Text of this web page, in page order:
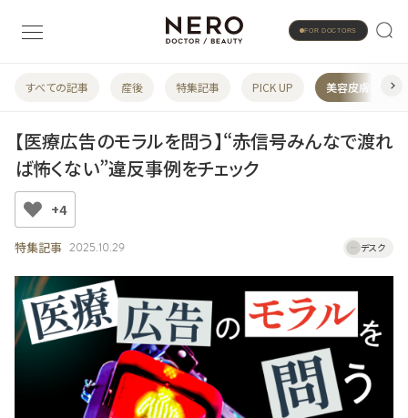
FOR DOCTORS
すべての記事 産後 特集記事 PICK UP 美容皮膚科
【医療広告のモラルを問う】“赤信号みんなで渡れ
ば怖くない”違反事例をチェック
+4
特集記事 2025.10.29 デスク